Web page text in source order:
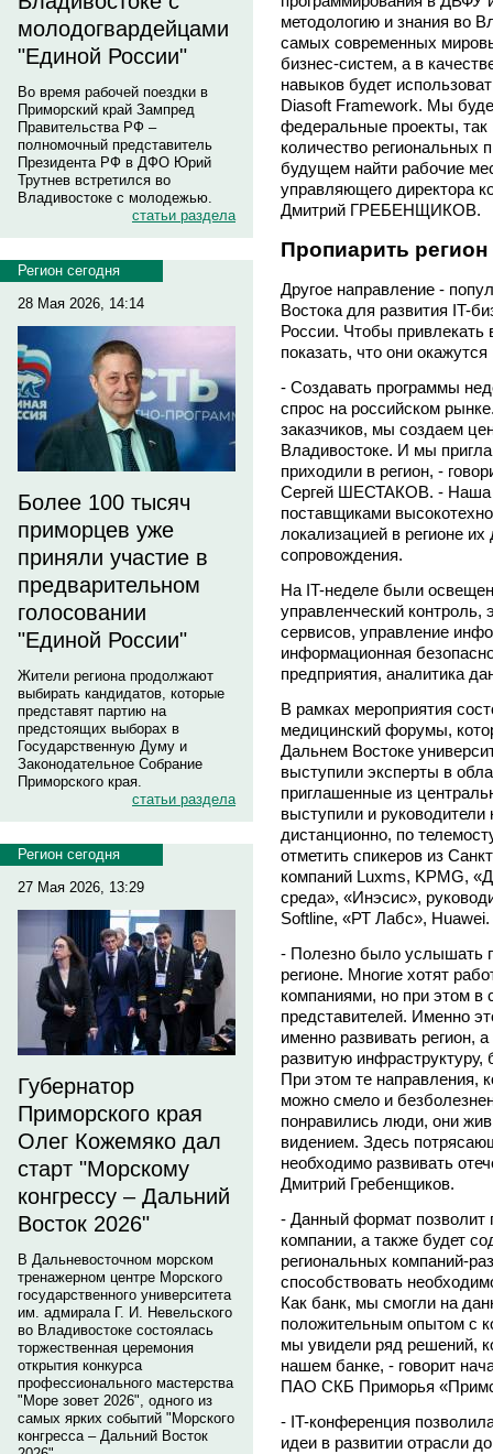
молодогвардейцами
"Единой России"
Во время рабочей поездки в
Приморский край Зампред
Правительства РФ –
полномочный представитель
Президента РФ в ДФО Юрий
Трутнев встретился во
Владивостоке с молодежью.
статьи раздела
Регион сегодня
28 Мая 2026, 14:14
Более 100 тысяч
приморцев уже
приняли участие в
предварительном
голосовании
"Единой России"
Жители региона продолжают
выбирать кандидатов, которые
представят партию на
предстоящих выборах в
Государственную Думу и
Законодательное Собрание
Приморского края.
статьи раздела
Регион сегодня
27 Мая 2026, 13:29
Губернатор
Приморского края
Олег Кожемяко дал
старт "Морскому
конгрессу – Дальний
Восток 2026"
В Дальневосточном морском
тренажерном центре Морского
государственного университета
им. адмирала Г. И. Невельского
во Владивостоке состоялась
торжественная церемония
открытия конкурса
профессионального мастерства
"Море зовет 2026", одного из
самых ярких событий "Морского
конгресса – Дальний Восток
методологию и знания во
самых современных
бизнес-систем, а в
навыков будет
Diasoft Framework. Мы
федеральные проекты, так
количество региональных
будущем найти рабочие
управляющего директора
Дмитрий ГРЕБЕНЩИКОВ.
Пропиарить регион
Другое направление -
Востока для развития IT-
России. Чтобы привлекать
показать, что они
- Создавать программы
спрос на российском
заказчиков, мы создаем
Владивостоке. И мы
приходили в регион, -
Сергей ШЕСТАКОВ. - Наша
поставщиками
локализацией в регионе
сопровождения.
На IT-неделе были
управленческий
сервисов, управление
информационная
предприятия, аналитика
В рамках мероприятия
медицинский форумы,
Дальнем Востоке
выступили эксперты в
приглашенные из
выступили и руководители
дистанционно, по
отметить спикеров из
компаний Luxms, KPMG,
среда», «Инэсис»,
Softline, «РТ Лабс», Huawei.
- Полезно было услышать
регионе. Многие хотят
компаниями, но при этом в
представителей. Именно
именно развивать регион,
развитую
При этом те направления,
можно смело и
понравились люди, они
видением. Здесь
необходимо развивать
Дмитрий Гребенщиков.
- Данный формат позволит
компании, а также будет
региональных компаний-
способствовать
Как банк, мы смогли на
положительным опытом с
мы увидели ряд решений,
нашем банке, - говорит
ПАО СКБ Приморья
- IT-конференция
идеи в развитии отрасли